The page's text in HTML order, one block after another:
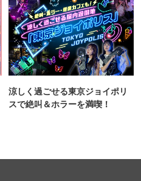
涼しく過ごせる東京ジョイポリ
スで絶叫＆ホラーを満喫！